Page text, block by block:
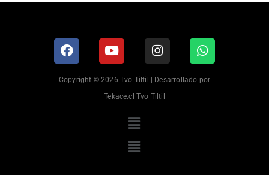
Copyright © 2026 Tvo Tiltil | Desarrollado por
Tekace.cl Tvo Tiltil